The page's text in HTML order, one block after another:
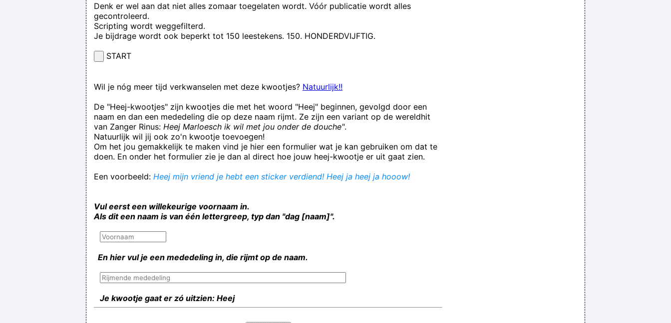
Denk er wel aan dat niet alles zomaar toegelaten wordt. Vóór publicatie wordt alles
gecontroleerd.
Scripting wordt weggefilterd.
Je bijdrage wordt ook beperkt tot 150 leestekens. 150. HONDERDVIJFTIG.
START
Wil je nóg meer tijd verkwanselen met deze kwootjes? Natuurlijk!!
De "Heej-kwootjes" zijn kwootjes die met het woord "Heej" beginnen, gevolgd door een
naam en dan een mededeling die op deze naam rijmt. Ze zijn een variant op de wereldhit
van Zanger Rinus: Heej Marloesch ik wil met jou onder de douche".
Natuurlijk wil jij ook zo'n kwootje toevoegen!
Om het jou gemakkelijk te maken vind je hier een formulier wat je kan gebruiken om dat te
doen. En onder het formulier zie je dan al direct hoe jouw heej-kwootje er uit gaat zien.
Een voorbeeld: Heej mijn vriend je hebt een sticker verdiend! Heej ja heej ja hooow!
Vul eerst een willekeurige voornaam in.
Als dit een naam is van één lettergreep, typ dan "dag [naam]".
En hier vul je een mededeling in, die rijmt op de naam.
Je kwootje gaat er zó uitzien: Heej